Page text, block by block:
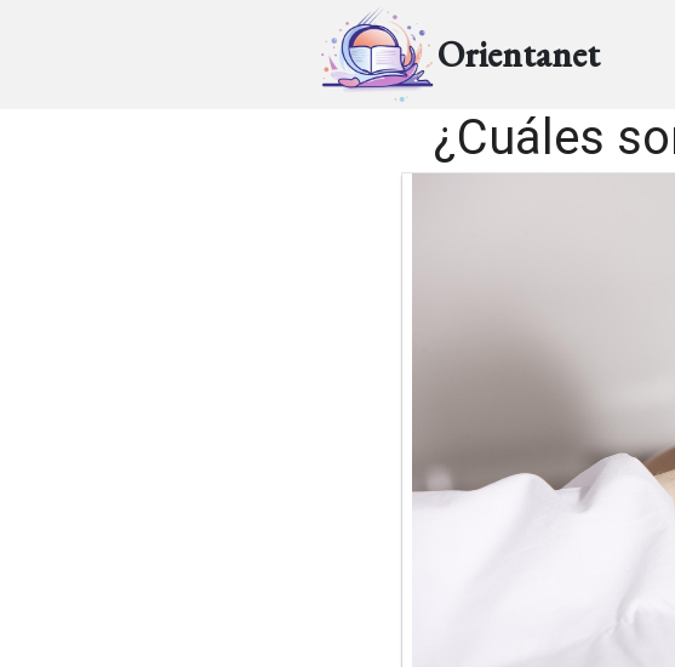
Orientanet
¿Cuáles